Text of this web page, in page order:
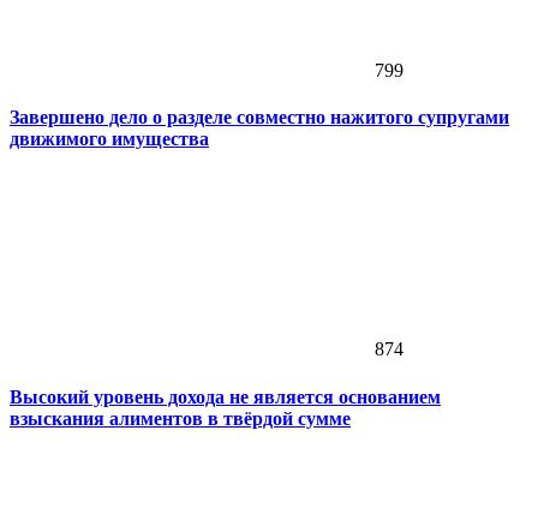
799
Завершено дело о разделе совместно нажитого супругами
движимого имущества
874
Высокий уровень дохода не является основанием
взыскания алиментов в твёрдой сумме